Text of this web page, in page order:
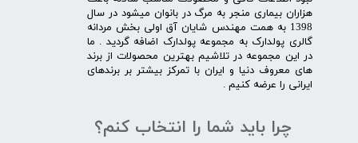
هزاران بیماری منجر به مرگ در بانوان میشود در سال
1398 به همت مهندس شایان آق اولی بخش مردانه
گالری پولدارک به مجموعه پولدارک اضافه گردید . ما
در این مجموعه در تلاشیم بهترین محصولات از برند
های معروف دنیا و ایران با تمرکز بیشتر بر برندهای
ایرانی را عرضه کنیم .​​​​​​​
چرا باید شما را انتخاب کنم؟